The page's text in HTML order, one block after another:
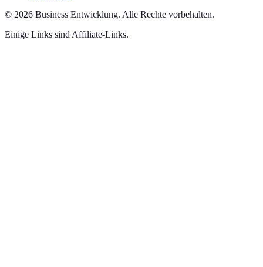
© 2026 Business Entwicklung. Alle Rechte vorbehalten.
Einige Links sind Affiliate-Links.